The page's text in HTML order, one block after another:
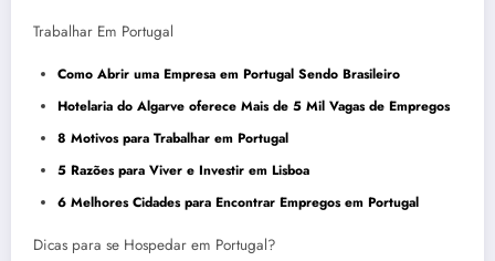
Trabalhar Em Portugal
Como Abrir uma Empresa em Portugal Sendo Brasileiro
Hotelaria do Algarve oferece Mais de 5 Mil Vagas de Empregos
8 Motivos para Trabalhar em Portugal
5 Razões para Viver e Investir em Lisboa
6 Melhores Cidades para Encontrar Empregos em Portugal
Dicas para se Hospedar em Portugal?